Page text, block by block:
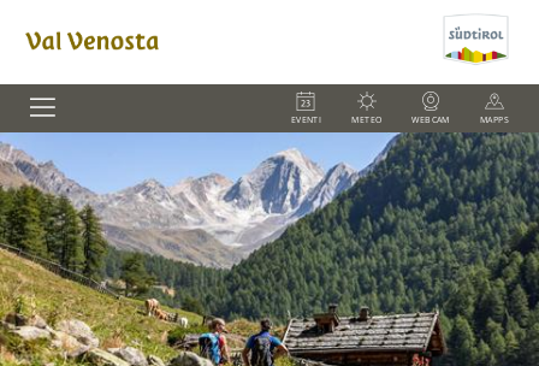
EVENTI METEO WEBCAM MAPPS